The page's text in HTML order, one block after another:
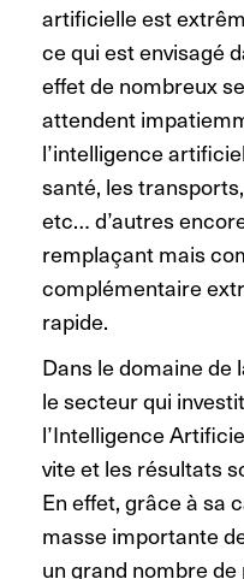
artificielle est
ce qui est envisagé
effet de nombreux
attendent
l’intelligence
santé, les
etc… d’autres
remplaçant mais
complémentaire
rapide.
Dans le domaine de
le secteur qui
l’Intelligence
vite et les résultats
En effet, grâce à sa
masse importante
un grand nombre